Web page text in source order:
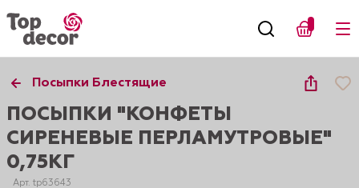
Посыпки Блестящие
ПОСЫПКИ "КОНФЕТЫ
СИРЕНЕВЫЕ ПЕРЛАМУТРОВЫЕ"
0,75КГ
Арт. tp63643